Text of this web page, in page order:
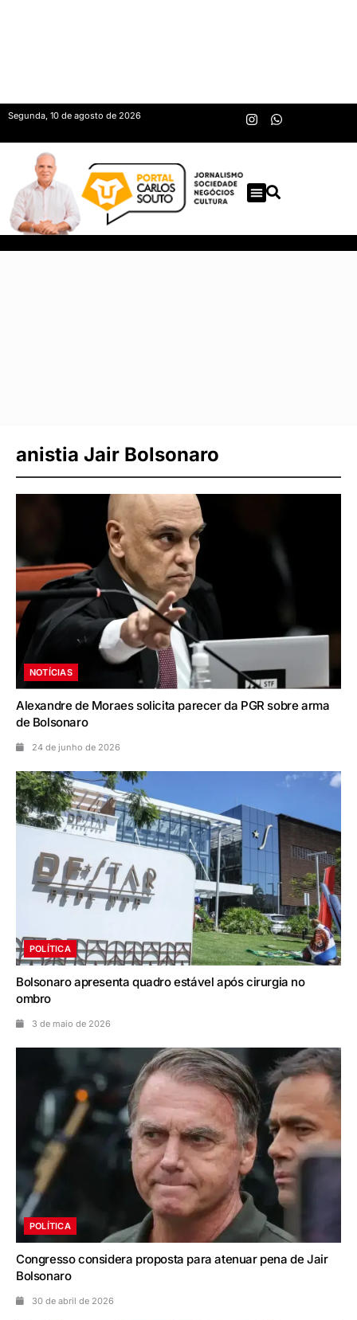
Segunda, 10 de agosto de 2026
anistia Jair Bolsonaro
NOTÍCIAS
Alexandre de Moraes solicita parecer da PGR sobre arma
de Bolsonaro
24 de junho de 2026
POLÍTICA
Bolsonaro apresenta quadro estável após cirurgia no
ombro
3 de maio de 2026
POLÍTICA
Congresso considera proposta para atenuar pena de Jair
Bolsonaro
30 de abril de 2026